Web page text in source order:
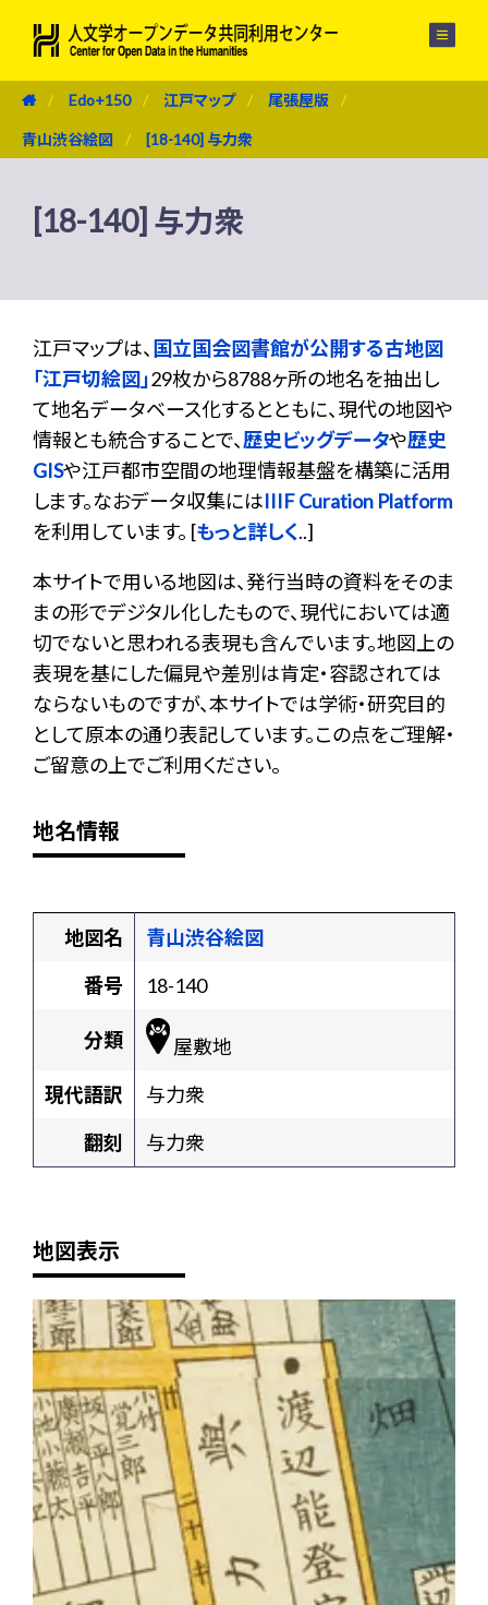
Edo+150 江戸マップ 尾張屋版
青山渋谷絵図 [18-140] 与力衆
[18-140] 与力衆
江戸マップは、 国立国会図書館が公開する古地図
「江戸切絵図」29枚から8788ヶ所の地名を抽出し
て地名データベース化するとともに、現代の地図や
情報とも統合することで、歴史ビッグデータや歴史
GISや江戸都市空間の地理情報基盤を構築に活用
します。なおデータ収集にはIIIF Curation Platform
を利用しています。 [もっと詳しく..]
本サイトで用いる地図は、発行当時の資料をそのま
まの形でデジタル化したもので、現代においては適
切でないと思われる表現も含んでいます。地図上の
表現を基にした偏見や差別は肯定・容認されては
ならないものですが、本サイトでは学術・研究目的
として原本の通り表記しています。この点をご理解・
ご留意の上でご利用ください。
地名情報
地図名
青山渋谷絵図
番号
18-140
分類
屋敷地
現代語訳
与力衆
翻刻
与力衆
地図表示
+
-